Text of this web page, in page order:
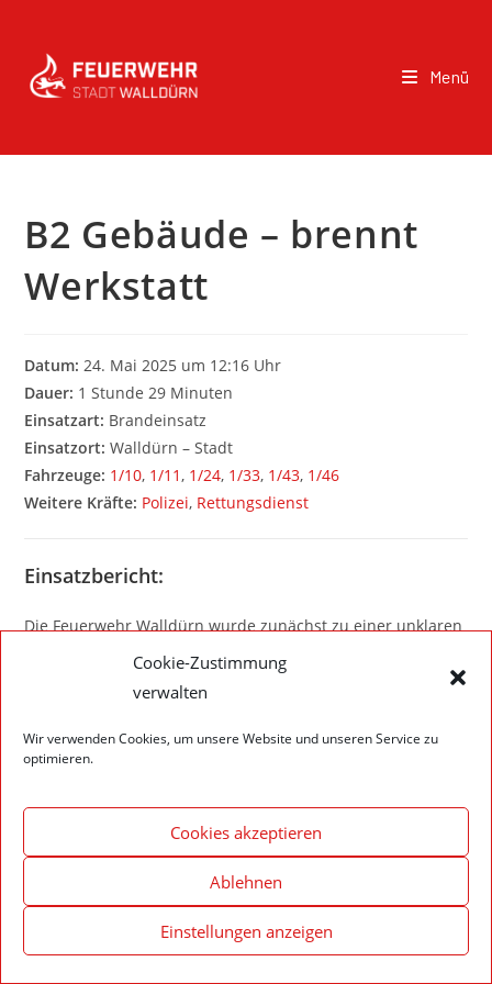
Cookie-Zustimmung
verwalten
Wir verwenden Cookies, um unsere Website und unseren Service zu
optimieren.
Cookies akzeptieren
Ablehnen
Einstellungen anzeigen
Menü
B2 Gebäude – brennt
Werkstatt
Datum: 24. Mai 2025 um 12:16 Uhr
Dauer: 1 Stunde 29 Minuten
Einsatzart: Brandeinsatz
Einsatzort: Walldürn – Stadt
Fahrzeuge: 1/10, 1/11, 1/24, 1/33, 1/43, 1/46
Weitere Kräfte: Polizei, Rettungsdienst
Einsatzbericht:
Die Feuerwehr Walldürn wurde zunächst zu einer unklaren
Rauchentwicklung alarmiert. Durch weitere Anrufe wurde
das Alarmstichwort erhöht.
kein Eingreifen der Feuerwehr erforderlich.
Impressum – Datenschutzerklärung Cookie-Richtlinie (EU)